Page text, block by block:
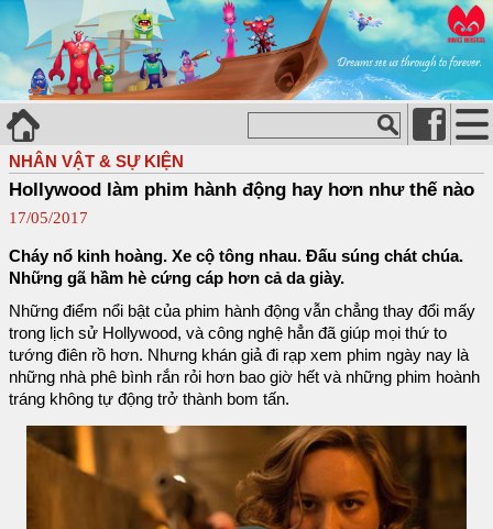
NHÂN VẬT & SỰ KIỆN
Hollywood làm phim hành động hay hơn như thế nào
17/05/2017
Cháy nổ kinh hoàng. Xe cộ tông nhau. Đấu súng chát chúa.
Những gã hầm hè cứng cáp hơn cả da giày.
Những điểm nổi bật của phim hành động vẫn chẳng thay đổi mấy
trong lịch sử Hollywood, và công nghệ hẳn đã giúp mọi thứ to
tướng điên rồ hơn. Nhưng khán giả đi rạp xem phim ngày nay là
những nhà phê bình rắn rỏi hơn bao giờ hết và những phim hoành
tráng không tự động trở thành bom tấn.